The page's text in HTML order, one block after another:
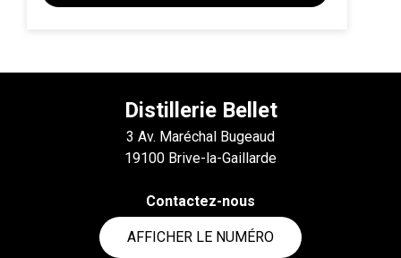
Distillerie Bellet
3 Av. Maréchal Bugeaud
19100 Brive-la-Gaillarde
Contactez-nous
AFFICHER LE NUMÉRO